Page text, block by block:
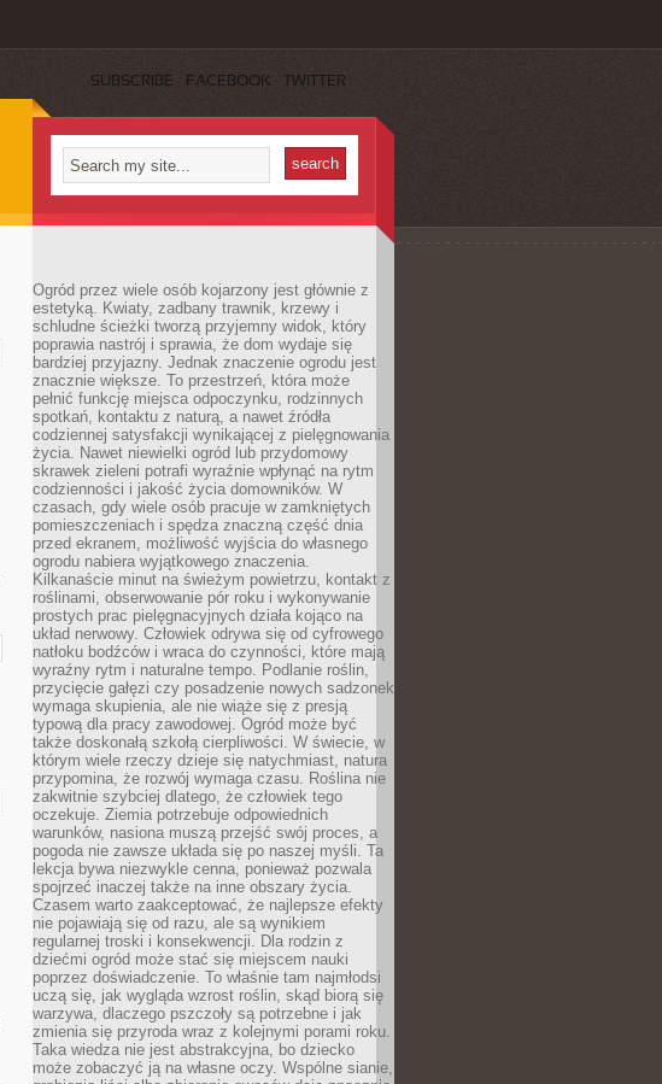
SUBSCRIBE FACEBOOK TWITTER
Ogród przez wiele osób kojarzony jest głównie z
estetyką. Kwiaty, zadbany trawnik, krzewy i
schludne ścieżki tworzą przyjemny widok, który
poprawia nastrój i sprawia, że dom wydaje się
bardziej przyjazny. Jednak znaczenie ogrodu jest
znacznie większe. To przestrzeń, która może
pełnić funkcję miejsca odpoczynku, rodzinnych
spotkań, kontaktu z naturą, a nawet źródła
codziennej satysfakcji wynikającej z pielęgnowania
życia. Nawet niewielki ogród lub przydomowy
skrawek zieleni potrafi wyraźnie wpłynąć na rytm
codzienności i jakość życia domowników. W
czasach, gdy wiele osób pracuje w zamkniętych
pomieszczeniach i spędza znaczną część dnia
przed ekranem, możliwość wyjścia do własnego
ogrodu nabiera wyjątkowego znaczenia.
Kilkanaście minut na świeżym powietrzu, kontakt z
roślinami, obserwowanie pór roku i wykonywanie
prostych prac pielęgnacyjnych działa kojąco na
układ nerwowy. Człowiek odrywa się od cyfrowego
natłoku bodźców i wraca do czynności, które mają
wyraźny rytm i naturalne tempo. Podlanie roślin,
przycięcie gałęzi czy posadzenie nowych sadzonek
wymaga skupienia, ale nie wiąże się z presją
typową dla pracy zawodowej. Ogród może być
także doskonałą szkołą cierpliwości. W świecie, w
którym wiele rzeczy dzieje się natychmiast, natura
przypomina, że rozwój wymaga czasu. Roślina nie
zakwitnie szybciej dlatego, że człowiek tego
oczekuje. Ziemia potrzebuje odpowiednich
warunków, nasiona muszą przejść swój proces, a
pogoda nie zawsze układa się po naszej myśli. Ta
lekcja bywa niezwykle cenna, ponieważ pozwala
spojrzeć inaczej także na inne obszary życia.
Czasem warto zaakceptować, że najlepsze efekty
nie pojawiają się od razu, ale są wynikiem
regularnej troski i konsekwencji. Dla rodzin z
dziećmi ogród może stać się miejscem nauki
poprzez doświadczenie. To właśnie tam najmłodsi
uczą się, jak wygląda wzrost roślin, skąd biorą się
warzywa, dlaczego pszczoły są potrzebne i jak
zmienia się przyroda wraz z kolejnymi porami roku.
Taka wiedza nie jest abstrakcyjna, bo dziecko
może zobaczyć ją na własne oczy. Wspólne sianie,